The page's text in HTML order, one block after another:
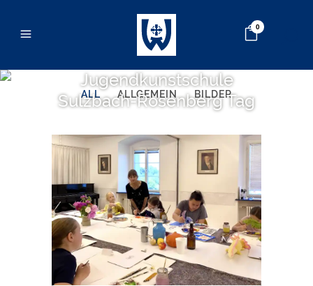
0
Jugendkunstschule
Sulzbach-Rosenberg Tag
ALL ALLGEMEIN BILDER